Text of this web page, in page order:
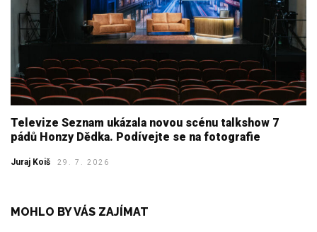
Televize Seznam ukázala novou scénu talkshow 7
pádů Honzy Dědka. Podívejte se na fotografie
Juraj Koiš 29. 7. 2026
MOHLO BY VÁS ZAJÍMAT